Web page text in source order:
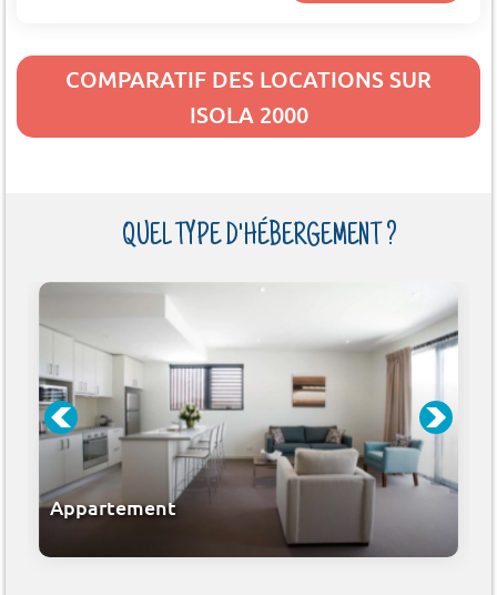
COMPARATIF DES LOCATIONS SUR
ISOLA 2000
QUEL TYPE D'HÉBERGEMENT ?
Appartement